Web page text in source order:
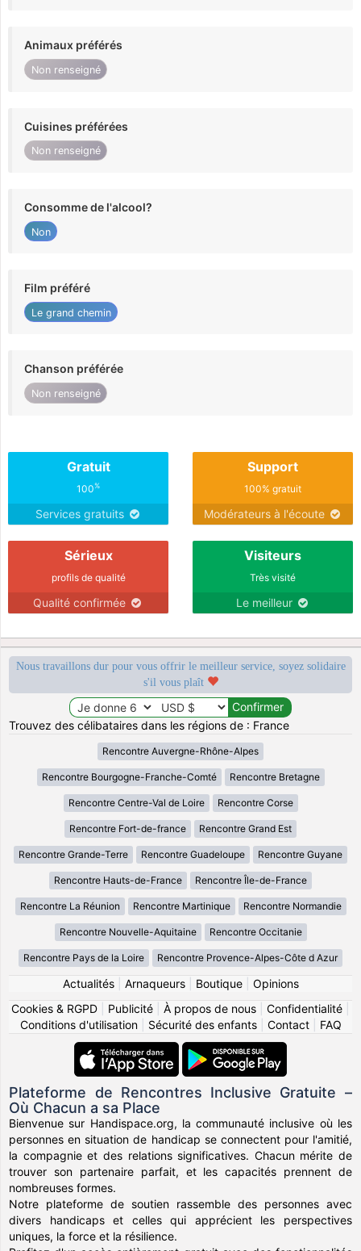
Animaux préférés
Non renseigné
Cuisines préférées
Non renseigné
Consomme de l'alcool?
Non
Film préféré
Le grand chemin
Chanson préférée
Non renseigné
Gratuit
100%
Services gratuits
Support
100% gratuit
Modérateurs à l'écoute
Sérieux
profils de qualité
Qualité confirmée
Visiteurs
Très visité
Le meilleur
Nous travaillons dur pour vous offrir le meilleur service, soyez solidaire
s'il vous plaît
Trouvez des célibataires dans les régions de : France
Rencontre Auvergne-Rhône-Alpes
Rencontre Bourgogne-Franche-Comté Rencontre Bretagne
Rencontre Centre-Val de Loire Rencontre Corse
Rencontre Fort-de-france Rencontre Grand Est
Rencontre Grande-Terre Rencontre Guadeloupe Rencontre Guyane
Rencontre Hauts-de-France Rencontre Île-de-France
Rencontre La Réunion Rencontre Martinique Rencontre Normandie
Rencontre Nouvelle-Aquitaine Rencontre Occitanie
Rencontre Pays de la Loire Rencontre Provence-Alpes-Côte d Azur
Actualités| Arnaqueurs| Boutique| Opinions
Cookies & RGPD
Publicité À propos de nous Confidentialité
Conditions d'utilisation| Sécurité des enfants| Contact| FAQ
Plateforme de Rencontres Inclusive Gratuite –
Où Chacun a sa Place
Bienvenue sur Handispace.org, la communauté inclusive où les
personnes en situation de handicap se connectent pour l'amitié,
la compagnie et des relations significatives. Chacun mérite de
trouver son partenaire parfait, et les capacités prennent de
nombreuses formes.
Notre plateforme de soutien rassemble des personnes avec
divers handicaps et celles qui apprécient les perspectives
uniques, la force et la résilience.